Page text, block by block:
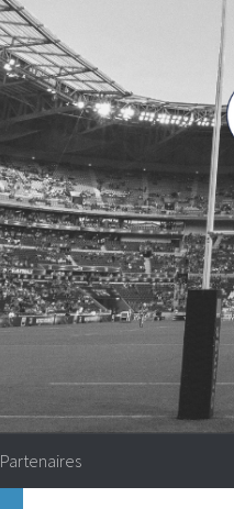
Partenaires